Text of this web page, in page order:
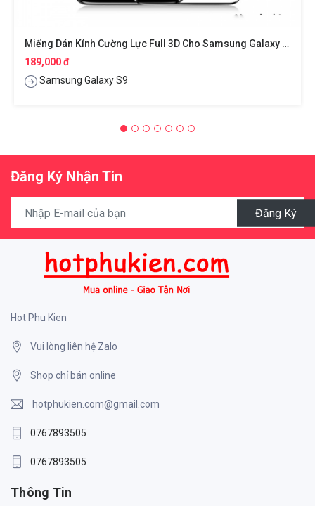
Miếng Dán Kính Cường Lực Full 3D Cho Samsung Galaxy S9 Hiệu Baseus
189,000 đ
Samsung Galaxy S9
Đăng Ký Nhận Tin
Đăng Ký
Hot Phu Kien
Vui lòng liên hệ Zalo
Shop chỉ bán online
hotphukien.com@gmail.com
0767893505
0767893505
Thông Tin